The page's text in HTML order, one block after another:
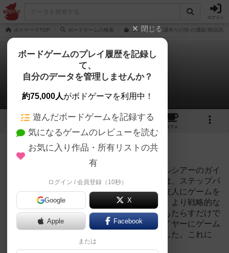
ログイン
ボドゲーマTOP ボードゲームの検索 ルシアー -楽器作りの技-の通販/商品詳細
ルシアー
1件のリプレイ日記
3 3
カフェ
422名に読まれています
投稿日：2025年07月03日 15時27分
リハーサルリハーサルへようこそ、これはルシアーのガイ
ド付きの最初のラウンドです。リハーサルは、ステップバ
イステップのターンと意思決定を通じて、友人にゲームを
教えるのに役立ちます。これは、より重く、より戦略的な
ゲームに慣れていないプレイヤーに利益をもたらすだけで
なく、ルールを読んでいないベテランプレイヤーにゲーム
を教えることを効率化するために書かれました。これに
は、次のページで詳しく説明するよ...
閉じる
ボードゲームのプレイ履歴を記録し
て、
自分のデータを管理しませんか？
約75,000人がボドゲーマを利用中！
遊んだボードゲームを記録する
気になるゲームのレビューを読む
お気に入り作品・所有リストの共
有
ログイン / 会員登録（10秒）
Google X
Apple Facebook
または